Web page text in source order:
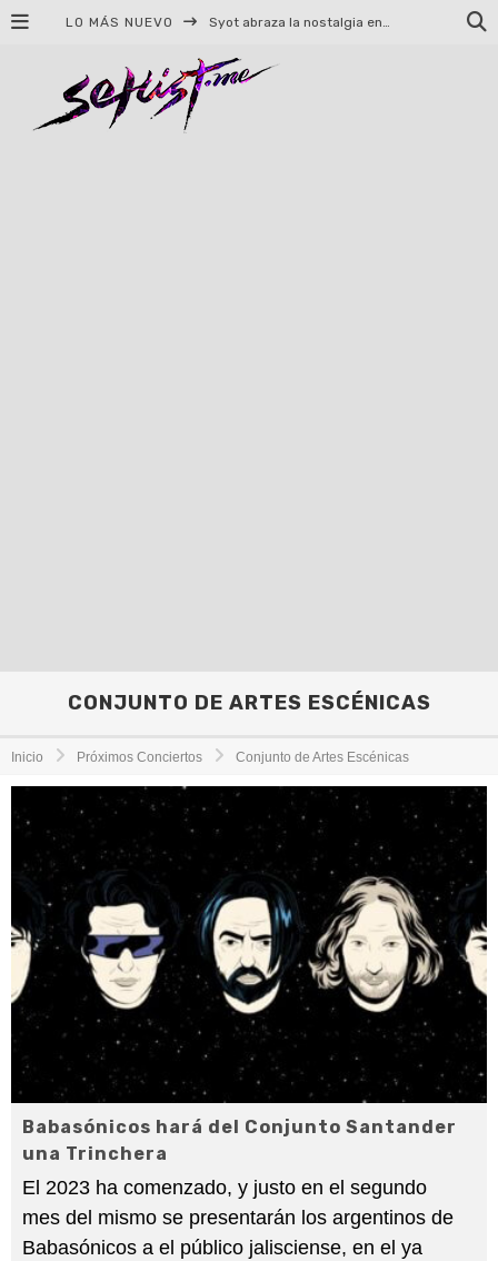
LO MÁS NUEVO Syot abraza la nostalgia en «Blame», el primer adelanto de su EP debut
CONJUNTO DE ARTES ESCÉNICAS
Inicio Próximos Conciertos Conjunto de Artes Escénicas
Babasónicos hará del Conjunto Santander
una Trinchera
El 2023 ha comenzado, y justo en el segundo
mes del mismo se presentarán los argentinos de
Babasónicos a el público jalisciense, en el ya